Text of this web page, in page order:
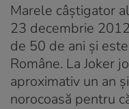
Marele câştigator
23 decembrie
de 50 de ani şi
Române. La Joker
aproximativ un an
norocoasă pentru